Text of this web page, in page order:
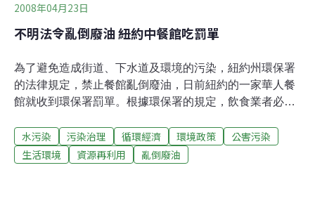
2008年04月23日
不明法令亂倒廢油 紐約中餐館吃罰單
為了避免造成街道、下水道及環境的污染，紐約州環保署
的法律規定，禁止餐館亂倒廢油，日前紐約的一家華人餐
館就收到環保署罰單。根據環保署的規定，飲食業者必須
到高達1萬元的重罰。超過半數的紐約的中餐館都沒有妥
善處理廢油回收問題，一方面缺乏環保概念，另一方面餐
水污染 污染治理 循環經濟 環境政策
公害污染
生活環境
資源再利用 亂倒廢油